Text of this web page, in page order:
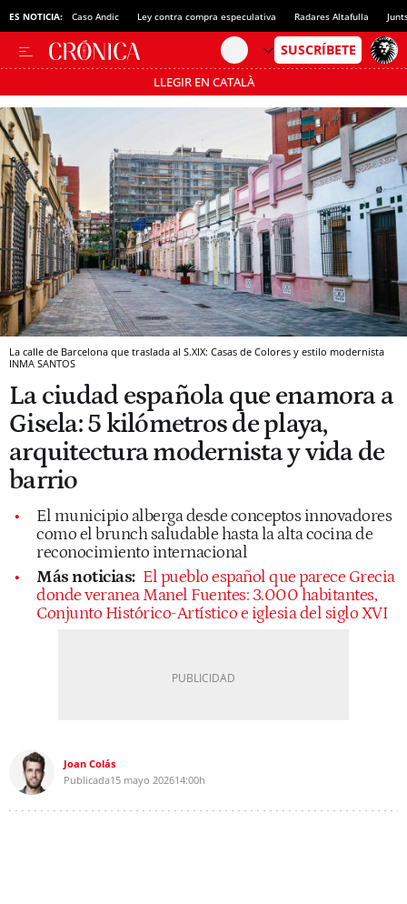
ES NOTICIA: Caso Andic Ley contra compra especulativa Radares Altafulla
LLEGIR EN CATALÀ
Pásate al MODO AHORRO
La calle de Barcelona que traslada al S.XIX: Casas de Colores y estilo modernista
INMA SANTOS
La ciudad española que enamora a
Gisela: 5 kilómetros de playa,
arquitectura modernista y vida de
barrio
El municipio alberga desde conceptos innovadores
como el brunch saludable hasta la alta cocina de
reconocimiento internacional
Más noticias: El pueblo español que parece Grecia
donde veranea Manel Fuentes: 3.000 habitantes,
Conjunto Histórico-Artístico e iglesia del siglo XVI
Joan Colás
Publicada15 mayo 202614:00h